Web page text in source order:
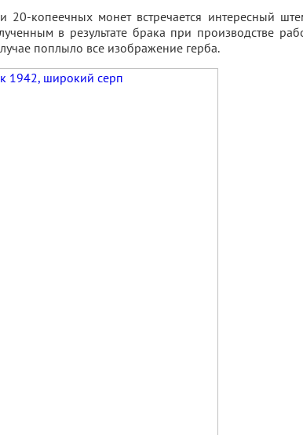
20-копеечных монет встречается интересный
в результате брака при производстве
поплыло все изображение герба.